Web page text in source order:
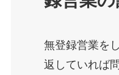
無登録営業を
返していれば